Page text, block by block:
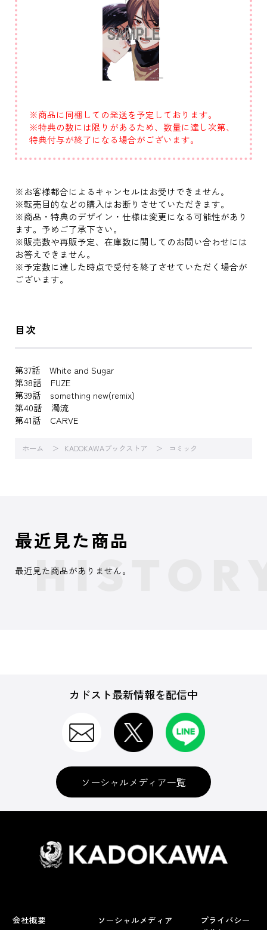
※商品に同梱しての発送を予定しております。
※特典の数には限りがあるため、数量に達し次第、
特典付与が終了になる場合がございます。
※お客様都合によるキャンセルはお受けできません｡
※転売目的などの購入はお断りさせていただきます。
※商品・特典のデザイン・仕様は変更になる可能性があり
ます。予めご了承下さい。
※販売数や再販予定、在庫数に関してのお問い合わせには
お答えできません。
※予定数に達した時点で受付を終了させていただく場合が
ございます。
目次
第37話 White and Sugar
第38話 FUZE
第39話 something new(remix)
第40話 濁流
第41話 CARVE
ホーム KADOKAWAブックストア コミック
最近見た商品
最近見た商品がありません。
カドスト最新情報を配信中
ソーシャルメディア一覧
会社概要 ソーシャルメディア
プライバシー